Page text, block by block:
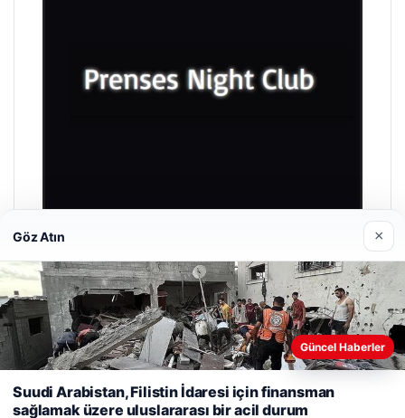
Prenses Night Club
29/04/2026
deneyiminizi kişiselleştirmek ve geliştirmek amacıyla çerezler
Göz Atın ×
Güncel Haberler
Suudi Arabistan, Filistin İdaresi için finansman
sağlamak üzere uluslararası bir acil durum